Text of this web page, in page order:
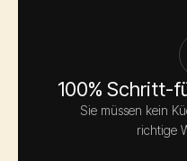
100% Schritt-
Sie müssen kein
richtige